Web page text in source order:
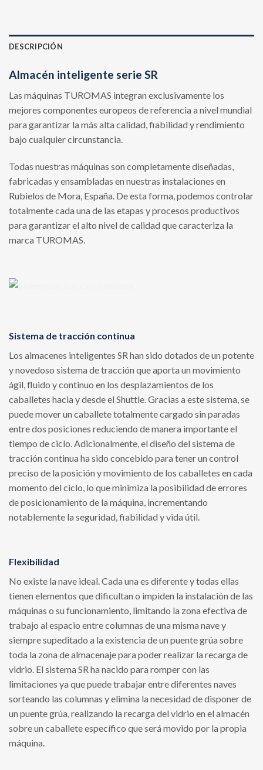
DESCRIPCIÓN
Almacén inteligente serie SR
Las máquinas TUROMAS integran exclusivamente los
mejores componentes europeos de referencia a nivel mundial
para garantizar la más alta calidad, fiabilidad y rendimiento
bajo cualquier circunstancia.
Todas nuestras máquinas son completamente diseñadas,
fabricadas y ensambladas en nuestras instalaciones en
Rubielos de Mora, España. De esta forma, podemos controlar
totalmente cada una de las etapas y procesos productivos
para garantizar el alto nivel de calidad que caracteriza la
marca TUROMAS.
Sistema de tracción continua
Los almacenes inteligentes SR han sido dotados de un potente
y novedoso sistema de tracción que aporta un movimiento
ágil, fluido y continuo en los desplazamientos de los
caballetes hacia y desde el Shuttle. Gracias a este sistema, se
puede mover un caballete totalmente cargado sin paradas
entre dos posiciones reduciendo de manera importante el
tiempo de ciclo. Adicionalmente, el diseño del sistema de
tracción continua ha sido concebido para tener un control
preciso de la posición y movimiento de los caballetes en cada
momento del ciclo, lo que minimiza la posibilidad de errores
de posicionamiento de la máquina, incrementando
notablemente la seguridad, fiabilidad y vida útil.
Flexibilidad
No existe la nave ideal. Cada una es diferente y todas ellas
tienen elementos que dificultan o impiden la instalación de las
máquinas o su funcionamiento, limitando la zona efectiva de
trabajo al espacio entre columnas de una misma nave y
siempre supeditado a la existencia de un puente grúa sobre
toda la zona de almacenaje para poder realizar la recarga de
vidrio. El sistema SR ha nacido para romper con las
limitaciones ya que puede trabajar entre diferentes naves
sorteando las columnas y elimina la necesidad de disponer de
un puente grúa, realizando la recarga del vidrio en el almacén
sobre un caballete específico que será movido por la propia
máquina.